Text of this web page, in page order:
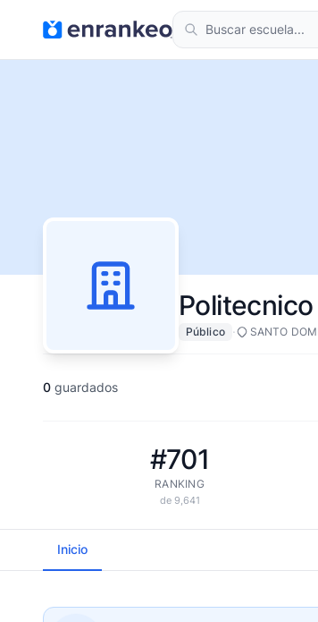
Público · SANTO
0 guardados
#701
RANKING
de 9,641
Inicio